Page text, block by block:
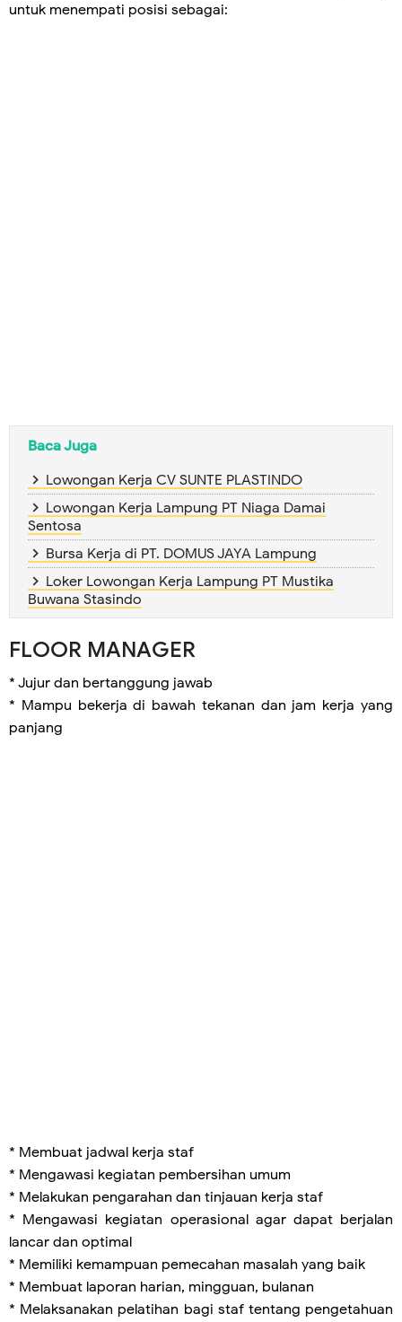
untuk menempati posisi sebagai:
Baca Juga
Lowongan Kerja CV SUNTE PLASTINDO
Lowongan Kerja Lampung PT Niaga Damai
Sentosa
Bursa Kerja di PT. DOMUS JAYA Lampung
Loker Lowongan Kerja Lampung PT Mustika
Buwana Stasindo
FLOOR MANAGER
* Jujur dan bertanggung jawab
* Mampu bekerja di bawah tekanan dan jam kerja yang
panjang
* Membuat jadwal kerja staf
* Mengawasi kegiatan pembersihan umum
* Melakukan pengarahan dan tinjauan kerja staf
* Mengawasi kegiatan operasional agar dapat berjalan
lancar dan optimal
* Memiliki kemampuan pemecahan masalah yang baik
* Membuat laporan harian, mingguan, bulanan
* Melaksanakan pelatihan bagi staf tentang pengetahuan